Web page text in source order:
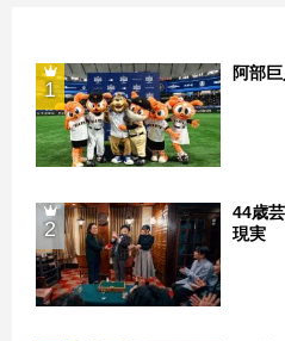
1
阿部
2
44歳
現実